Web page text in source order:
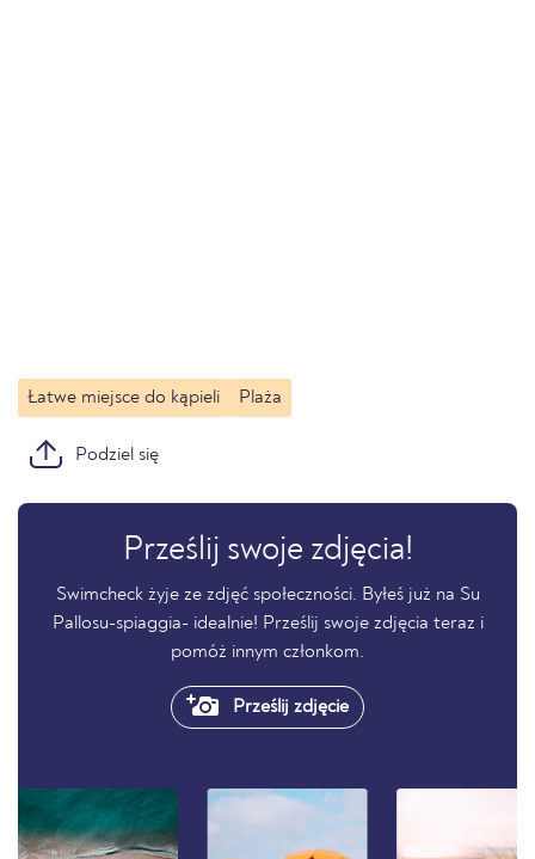
Łatwe miejsce do kąpieli Plaża
Podziel się
Prześlij swoje zdjęcia!
Swimcheck żyje ze zdjęć społeczności. Byłeś już na Su
Pallosu-spiaggia- idealnie! Prześlij swoje zdjęcia teraz i
pomóż innym członkom.
Prześlij zdjęcie